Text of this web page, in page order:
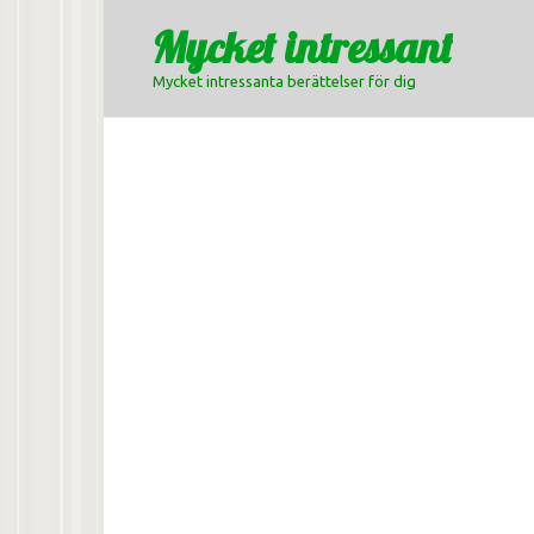
Mycket intressant
Mycket intressanta berättelser för dig